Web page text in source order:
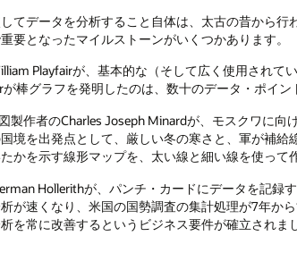
てデータを分析すること自体は、太古の昔から
要となったマイルストーンがいくつかあります。
Playfairが、基本的な（そして広く使用されて
が棒グラフを発明したのは、数十のデータ・ポイン
製作者のCharles Joseph Minardが、モスクワに
境を出発点として、厳しい冬の寒さと、軍が補
かを示す線形マップを、太い線と細い線を使って
Hollerithが、パンチ・カードにデータを記録
が速くなり、米国の国勢調査の集計処理が7年か
を常に改善するというビジネス要件が確立されま